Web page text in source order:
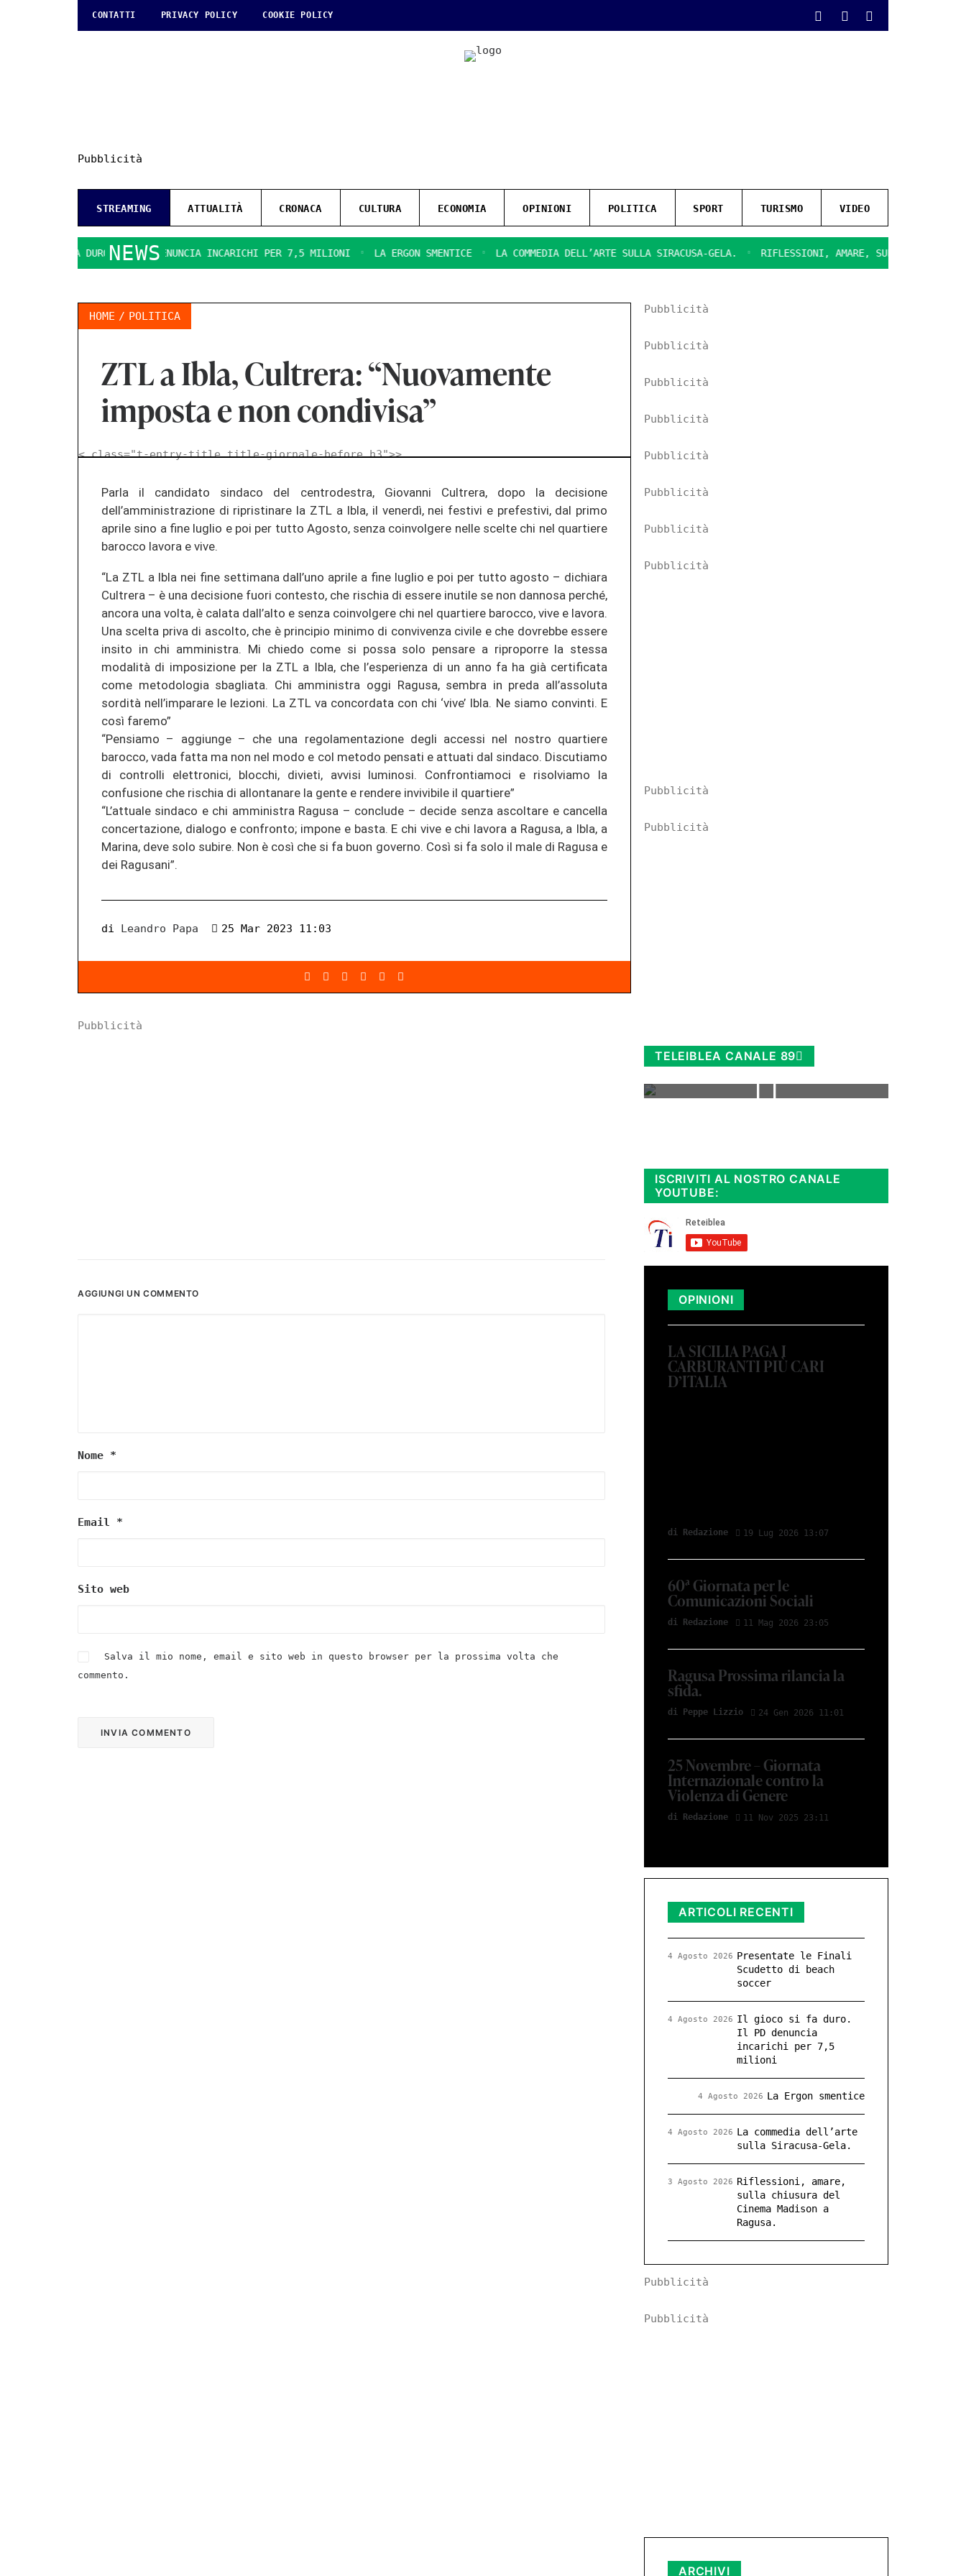
CONTATTI PRIVACY POLICY COOKIE POLICY
Pubblicità
STREAMING ATTUALITÀ CRONACA CULTURA ECONOMIA OPINIONI POLITICA SPORT TURISMO VIDEO
NEWS
SI FA DURO. IL PD DENUNCIA INCARICHI PER 7,5 MILIONI LA ERGON SMENTICE LA COMMEDIA DELL’ARTE SULLA SIRACUSA-GELA. RIFLESSIONI, AMARE, SULLA CHIUSURA DEL
HOME POLITICA
ZTL a Ibla, Cultrera: “Nuovamente
imposta e non condivisa”
< class="t-entry-title title-giornale-before h3">>
Parla il candidato sindaco del centrodestra, Giovanni Cultrera, dopo la decisione
dell’amministrazione di ripristinare la ZTL a Ibla, il venerdì, nei festivi e prefestivi, dal primo
aprile sino a fine luglio e poi per tutto Agosto, senza coinvolgere nelle scelte chi nel quartiere
barocco lavora e vive.
“La ZTL a Ibla nei fine settimana dall’uno aprile a fine luglio e poi per tutto agosto – dichiara
Cultrera – è una decisione fuori contesto, che rischia di essere inutile se non dannosa perché,
ancora una volta, è calata dall’alto e senza coinvolgere chi nel quartiere barocco, vive e lavora.
Una scelta priva di ascolto, che è principio minimo di convivenza civile e che dovrebbe essere
insito in chi amministra. Mi chiedo come si possa solo pensare a riproporre la stessa
modalità di imposizione per la ZTL a Ibla, che l’esperienza di un anno fa ha già certificata
come metodologia sbagliata. Chi amministra oggi Ragusa, sembra in preda all’assoluta
sordità nell’imparare le lezioni. La ZTL va concordata con chi ‘vive’ Ibla. Ne siamo convinti. E
così faremo”
“Pensiamo – aggiunge – che una regolamentazione degli accessi nel nostro quartiere
barocco, vada fatta ma non nel modo e col metodo pensati e attuati dal sindaco. Discutiamo
di controlli elettronici, blocchi, divieti, avvisi luminosi. Confrontiamoci e risolviamo la
confusione che rischia di allontanare la gente e rendere invivibile il quartiere”
“L’attuale sindaco e chi amministra Ragusa – conclude – decide senza ascoltare e cancella
concertazione, dialogo e confronto; impone e basta. E chi vive e chi lavora a Ragusa, a Ibla, a
Marina, deve solo subire. Non è così che si fa buon governo. Così si fa solo il male di Ragusa e
dei Ragusani”.
di Leandro Papa 25 Mar 2023 11:03
Pubblicità
AGGIUNGI UN COMMENTO
Nome *
Email *
Sito web
Salva il mio nome, email e sito web in questo browser per la prossima volta che
commento.
Pubblicità
Pubblicità
Pubblicità
Pubblicità
Pubblicità
Pubblicità
Pubblicità
Pubblicità
Pubblicità
Pubblicità
TELEIBLEA CANALE 89
ISCRIVITI AL NOSTRO CANALE
YOUTUBE:
OPINIONI
LA SICILIA PAGA I
CARBURANTI PIÙ CARI
D’ITALIA
di Redazione 19 Lug 2026 13:07
60ª Giornata per le
Comunicazioni Sociali
di Redazione 11 Mag 2026 23:05
Ragusa Prossima rilancia la
sfida.
di Peppe Lizzio 24 Gen 2026 11:01
25 Novembre – Giornata
Internazionale contro la
Violenza di Genere
di Redazione 11 Nov 2025 23:11
ARTICOLI RECENTI
Presentate le Finali
Scudetto di beach
soccer
4 Agosto 2026
Il gioco si fa duro.
Il PD denuncia
incarichi per 7,5
milioni
4 Agosto 2026
La Ergon smentice
4 Agosto 2026
La commedia dell’arte
sulla Siracusa-Gela.
4 Agosto 2026
Riflessioni, amare,
sulla chiusura del
Cinema Madison a
Ragusa.
3 Agosto 2026
Pubblicità
Pubblicità
ARCHIVI